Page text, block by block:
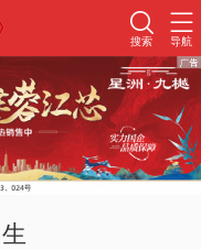
搜索 导航